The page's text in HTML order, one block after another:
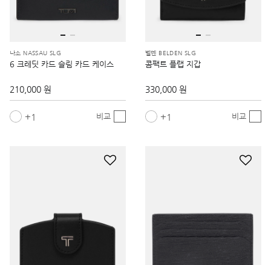
나소 NASSAU SLG
6 크레딧 카드 슬림 카드 케이스
210,000 원
1 비교
벨덴 BELDEN SLG
콤팩트 플랩 지갑
330,000 원
1 비교